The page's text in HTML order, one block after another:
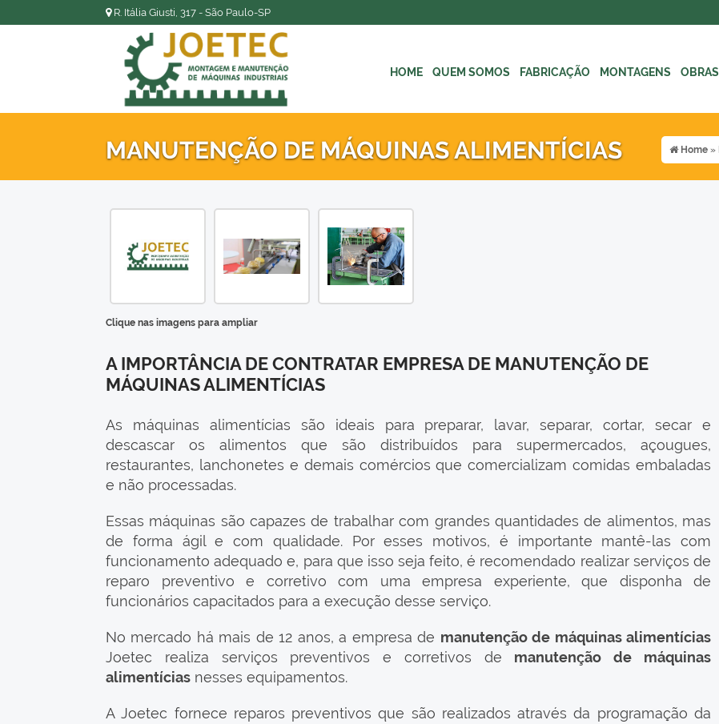
R. Itália Giusti, 317 - São Paulo-SP
HOME QUEM SOMOS FABRICAÇÃO MONTAGENS OBRAS
Home »
MANUTENÇÃO DE MÁQUINAS ALIMENTÍCIAS
Clique nas imagens para ampliar
A IMPORTÂNCIA DE CONTRATAR EMPRESA DE MANUTENÇÃO DE
MÁQUINAS ALIMENTÍCIAS
As máquinas alimentícias são ideais para preparar, lavar, separar, cortar, secar e
descascar os alimentos que são distribuídos para supermercados, açougues,
restaurantes, lanchonetes e demais comércios que comercializam comidas embaladas
e não processadas.
Essas máquinas são capazes de trabalhar com grandes quantidades de alimentos, mas
de forma ágil e com qualidade. Por esses motivos, é importante mantê-las com
funcionamento adequado e, para que isso seja feito, é recomendado realizar serviços de
reparo preventivo e corretivo com uma empresa experiente, que disponha de
funcionários capacitados para a execução desse serviço.
No mercado há mais de 12 anos, a empresa de manutenção de máquinas alimentícias
Joetec realiza serviços preventivos e corretivos de manutenção de máquinas
alimentícias nesses equipamentos.
A Joetec fornece reparos preventivos que são realizados através da programação da